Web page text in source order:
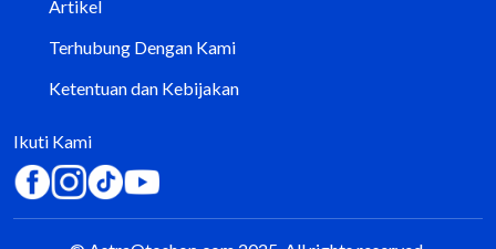
Artikel
Terhubung Dengan Kami
Ketentuan dan Kebijakan
Ikuti Kami